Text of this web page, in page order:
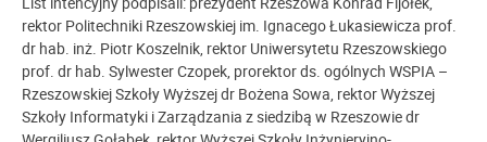
rektor Politechniki Rzeszowskiej im. Ignacego Łukasiewicza prof.
dr hab. inż. Piotr Koszelnik, rektor Uniwersytetu Rzeszowskiego
prof. dr hab. Sylwester Czopek, prorektor ds. ogólnych WSPIA –
Rzeszowskiej Szkoły Wyższej dr Bożena Sowa, rektor Wyższej
Szkoły Informatyki i Zarządzania z siedzibą w Rzeszowie dr